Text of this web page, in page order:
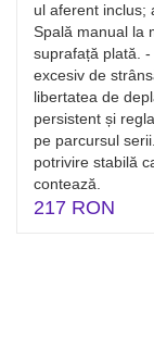
ul aferent inclus;
Spală manual la
suprafață plată.
excesiv de
libertatea de
persistent și
pe parcursul
potrivire stabilă
contează.
217 RON